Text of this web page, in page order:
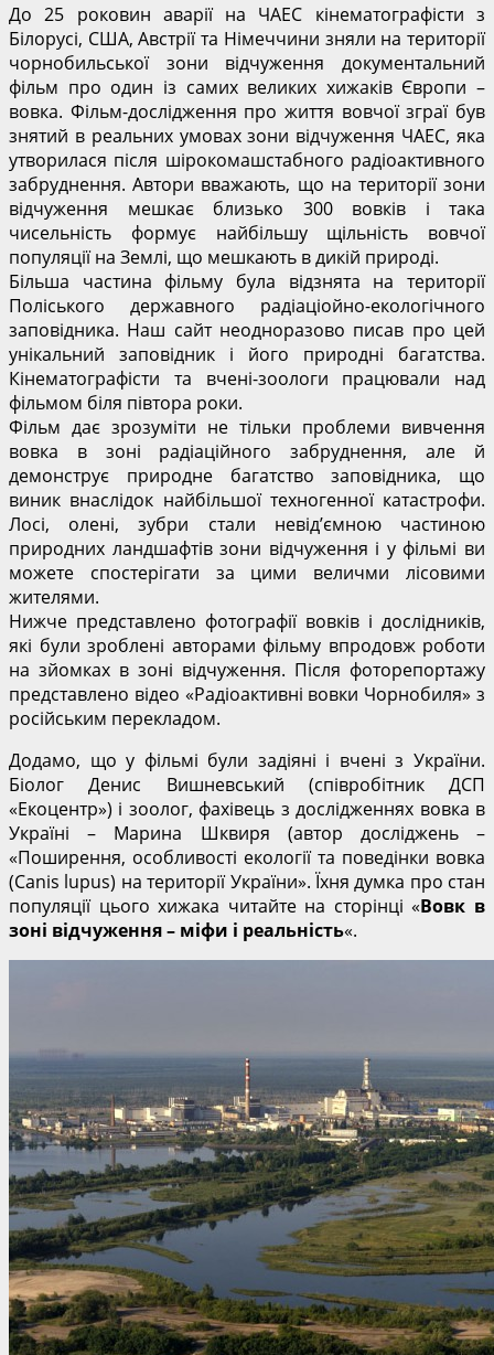
До 25 роковин аварії на ЧАЕС кінематографісти з
Білорусі, США, Австрії та Німеччини зняли на території
чорнобильської зони відчуження документальний
фільм про один із самих великих хижаків Європи –
вовка. Фільм-дослідження про життя вовчої зграї був
знятий в реальних умовах зони відчуження ЧАЕС, яка
утворилася після шірокомашстабного радіоактивного
забруднення. Автори вважають, що на території зони
відчуження мешкає близько 300 вовків і така
чисельність формує найбільшу щільність вовчої
популяції на Землі, що мешкають в дикій природі.
Більша частина фільму була відзнята на території
Поліського державного радіаціойно-екологічного
заповідника. Наш сайт неодноразово писав про цей
унікальний заповідник і його природні багатства.
Кінематографісти та вчені-зоологи працювали над
фільмом біля півтора роки.
Фільм дає зрозуміти не тільки проблеми вивчення
вовка в зоні радіаційного забруднення, але й
демонструє природне багатство заповідника, що
виник внаслідок найбільшої техногенної катастрофи.
Лосі, олені, зубри стали невід’ємною частиною
природних ландшафтів зони відчуження і у фільмі ви
можете спостерігати за цими величми лісовими
жителями.
Нижче представлено фотографії вовків і дослідників,
які були зроблені авторами фільму впродовж роботи
на зйомках в зоні відчуження. Після фоторепортажу
представлено відео «Радіоактивні вовки Чорнобиля» з
російським перекладом.
Додамо, що у фільмі були задіяні і вчені з України.
Біолог Денис Вишневський (співробітник ДСП
«Екоцентр») і зоолог, фахівець з дослідженнях вовка в
Україні – Марина Шквиря (автор досліджень –
«Поширення, особливості екології та поведінки вовка
(Canis lupus) на території України». Їхня думка про стан
популяції цього хижака читайте на сторінці «Вовк в
зоні відчуження – міфи і реальність«.